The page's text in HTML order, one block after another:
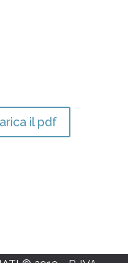
il pdf